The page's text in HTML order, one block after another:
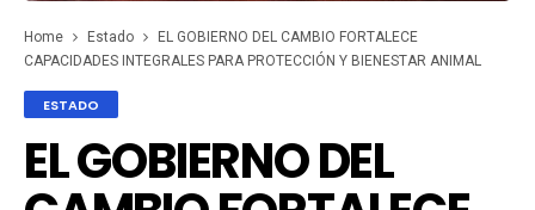
Home Estado
EL GOBIERNO DEL CAMBIO FORTALECE
CAPACIDADES INTEGRALES PARA PROTECCIÓN Y BIENESTAR ANIMAL
ESTADO
EL GOBIERNO DEL